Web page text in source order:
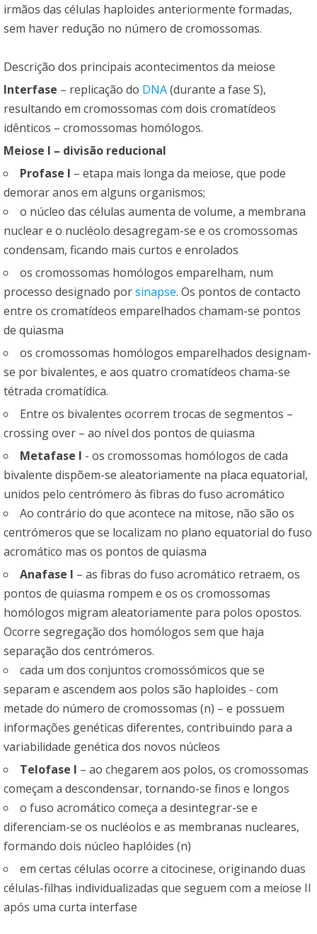
irmãos das células haploides anteriormente formadas,
sem haver redução no número de cromossomas.
Descrição dos principais acontecimentos da meiose
Interfase – replicação do DNA(durante a fase S),
resultando em cromossomas com dois cromatídeos
idênticos – cromossomas homólogos.
Meiose I – divisão reducional
Profase I – etapa mais longa da meiose, que pode
demorar anos em alguns organismos;
o núcleo das células aumenta de volume, a membrana
nuclear e o nucléolo desagregam-se e os cromossomas
condensam, ficando mais curtos e enrolados
os cromossomas homólogos emparelham, num
processo designado porsinapse. Os pontos de contacto
entre os cromatídeos emparelhados chamam-se pontos
de quiasma
os cromossomas homólogos emparelhados designam-
se por bivalentes, e aos quatro cromatídeos chama-se
tétrada cromatídica.
Entre os bivalentes ocorrem trocas de segmentos –
crossing over – ao nível dos pontos de quiasma
Metafase I - os cromossomas homólogos de cada
bivalente dispõem-se aleatoriamente na placa equatorial,
unidos pelo centrómero às fibras do fuso acromático
Ao contrário do que acontece na mitose, não são os
centrómeros que se localizam no plano equatorial do fuso
acromático mas os pontos de quiasma
Anafase I – as fibras do fuso acromático retraem, os
pontos de quiasma rompem e os os cromossomas
homólogos migram aleatoriamente para polos opostos.
Ocorre segregação dos homólogos sem que haja
separação dos centrómeros.
cada um dos conjuntos cromossómicos que se
separam e ascendem aos polos são haploides - com
metade do número de cromossomas (n) – e possuem
informações genéticas diferentes, contribuindo para a
variabilidade genética dos novos núcleos
Telofase I – ao chegarem aos polos, os cromossomas
começam a descondensar, tornando-se finos e longos
o fuso acromático começa a desintegrar-se e
diferenciam-se os nucléolos e as membranas nucleares,
formando dois núcleo haplóides (n)
em certas células ocorre a citocinese, originando duas
células-filhas individualizadas que seguem com a meiose II
após uma curta interfase